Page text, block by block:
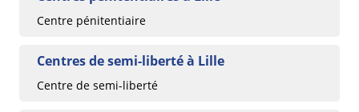
Centre pénitentiaire
Centres de semi-liberté à Lille
Centre de semi-liberté